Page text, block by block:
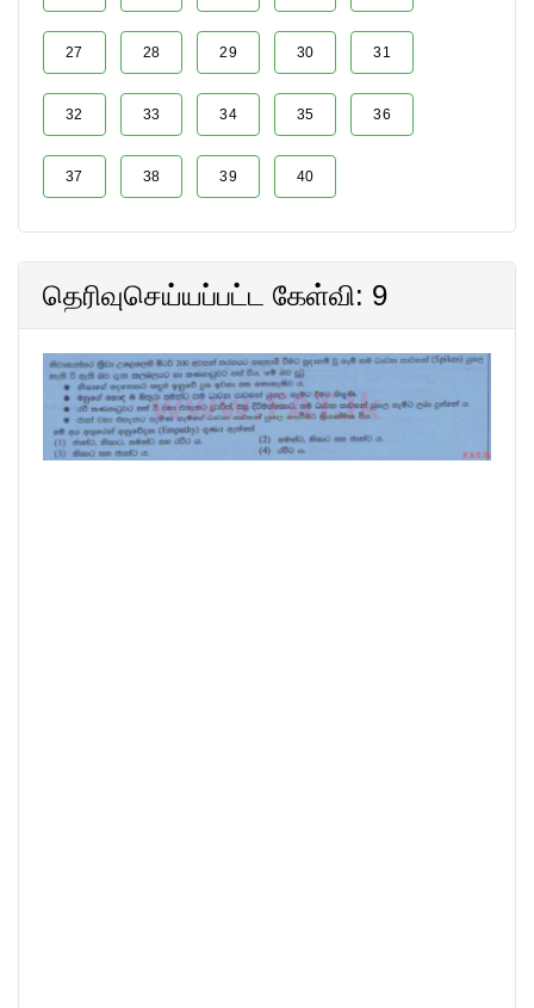
27 28 29 30 31
32 33 34 35 36
37 38 39 40
தெரிவுசெய்யப்பட்ட கேள்வி: 9